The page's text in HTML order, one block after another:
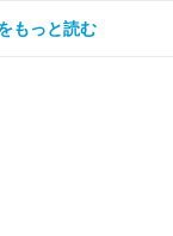
もっと読む